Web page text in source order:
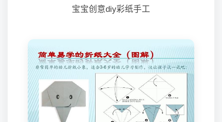
宝宝创意diy彩纸手工